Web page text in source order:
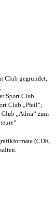
Club gegründet;
Sport Club
Club „Pfeil“;
„Adria“ zum
(CDR,